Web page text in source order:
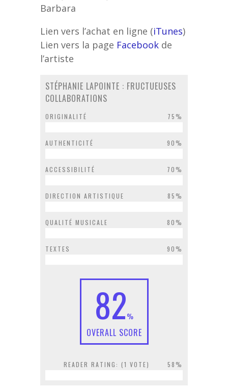
Barbara
Lien vers l’achat en ligne (iTunes)
Lien vers la page Facebook de
l’artiste
STÉPHANIE LAPOINTE : FRUCTUEUSES
COLLABORATIONS
ORIGINALITÉ 75%
AUTHENTICITÉ 90%
ACCESSIBILITÉ 70%
DIRECTION ARTISTIQUE 85%
QUALITÉ MUSICALE 80%
TEXTES 90%
82%
OVERALL SCORE
READER RATING: (1 VOTE) 58%